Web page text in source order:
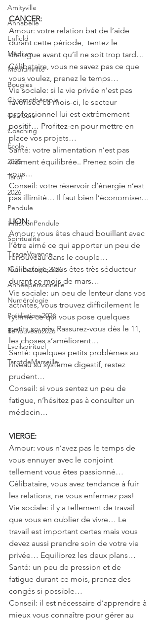
Amityville
Annabelle
Enfield
Médium
Médiumnité
Bougies
Chromothérapie
Couleurs
Coaching
École
2025
Tarot
2026
Pendule
initiationPendule
Spiritualité
TirageVoyance
Numérologie2026
Annéepersonnelle
Numérologie
Prédictions2026
Renouveau2026
Eveilspirituel
TarotdeMarseille
CANCER:
Amour: votre relation bat de l’aide
durant cette période,  tentez le
dialogue avant qu’il ne soit trop tard…
Célibataire, vous ne savez pas ce que
vous voulez, prenez le temps…
Vie sociale: si la vie privée n’est pas
favorisée ce mois-ci, le secteur
professionnel lui est extrêmement
positif… Profitez-en pour mettre en
place vos projets…
Santé: votre alimentation n’est pas
vraiment équilibrée.. Prenez soin de
vous…
Conseil: votre réservoir d’énergie n’est
pas illimité… Il faut bien l’économiser…
LION:
Amour: vous êtes chaud bouillant avec
l’être aimé ce qui apporter un peu de
renouveau dans le couple…
Célibataire, vous êtes très séducteur
durant ce mois de mars…
Vie sociale: un peu de lenteur dans vos
activités, vous trouvez difficilement le
rythme ce qui vous pose quelques
petits soucis. Rassurez-vous dès le 11,
les choses s’améliorent…
Santé: quelques petits problèmes au
niveau su système digestif, restez
prudent…
Conseil: si vous sentez un peu de
fatigue, n’hésitez pas à consulter un
médecin…
VIERGE:
Amour: vous n’avez pas le temps de
vous ennuyer avec le conjoint
tellement vous êtes passionné…
Célibataire, vous avez tendance à fuir
les relations, ne vous enfermez pas!
Vie sociale: il y a tellement de travail
que vous en oublier de vivre… Le
travail est important certes mais vous
devez aussi prendre soin de votre vie
privée… Equilibrez les deux plans…
Santé: un peu de pression et de
fatigue durant ce mois, prenez des
congés si possible…
Conseil: il est nécessaire d’apprendre à
mieux vous connaître pour gérer au